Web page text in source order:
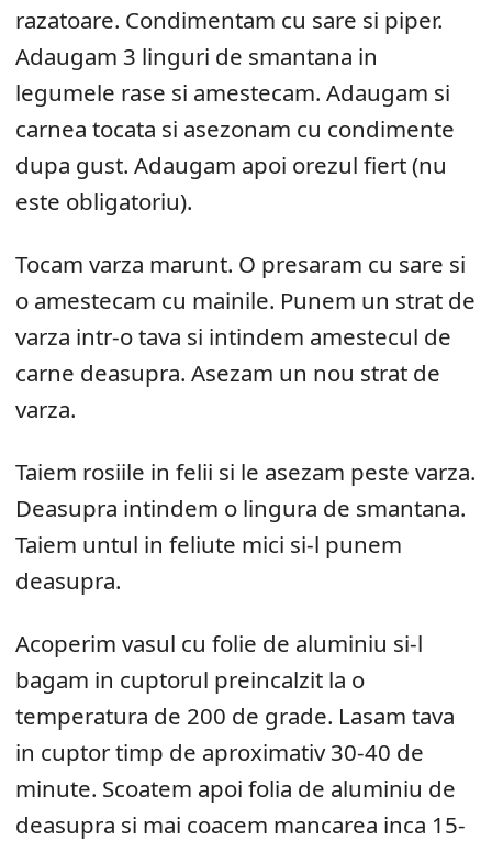
razatoare. Condimentam cu sare si piper.
Adaugam 3 linguri de smantana in
legumele rase si amestecam. Adaugam si
carnea tocata si asezonam cu condimente
dupa gust. Adaugam apoi orezul fiert (nu
este obligatoriu).
Tocam varza marunt. O presaram cu sare si
o amestecam cu mainile. Punem un strat de
varza intr-o tava si intindem amestecul de
carne deasupra. Asezam un nou strat de
varza.
Taiem rosiile in felii si le asezam peste varza.
Deasupra intindem o lingura de smantana.
Taiem untul in feliute mici si-l punem
deasupra.
Acoperim vasul cu folie de aluminiu si-l
bagam in cuptorul preincalzit la o
temperatura de 200 de grade. Lasam tava
in cuptor timp de aproximativ 30-40 de
minute. Scoatem apoi folia de aluminiu de
deasupra si mai coacem mancarea inca 15-